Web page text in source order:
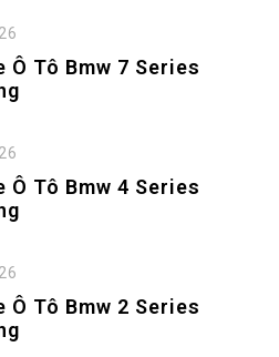
Ô Tô Bmw 7 Series
Ô Tô Bmw 4 Series
Ô Tô Bmw 2 Series